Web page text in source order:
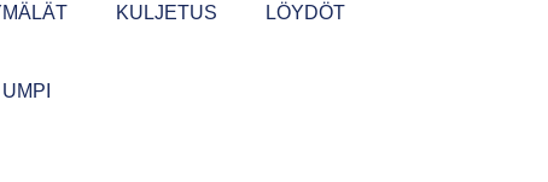
KULJETUS LÖYDÖT